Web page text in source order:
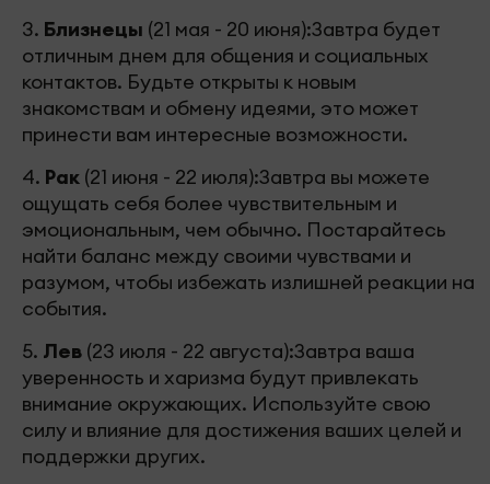
3. Близнецы (21 мая - 20 июня):Завтра будет
отличным днем для общения и социальных
контактов. Будьте открыты к новым
знакомствам и обмену идеями, это может
принести вам интересные возможности.
4. Рак (21 июня - 22 июля):Завтра вы можете
ощущать себя более чувствительным и
эмоциональным, чем обычно. Постарайтесь
найти баланс между своими чувствами и
разумом, чтобы избежать излишней реакции на
события.
5. Лев (23 июля - 22 августа):Завтра ваша
уверенность и харизма будут привлекать
внимание окружающих. Используйте свою
силу и влияние для достижения ваших целей и
поддержки других.